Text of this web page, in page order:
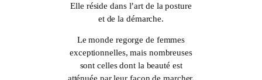
Elle réside dans l’art de la posture
et de la démarche.
Le monde regorge de femmes
exceptionnelles, mais nombreuses
sont celles dont la beauté est